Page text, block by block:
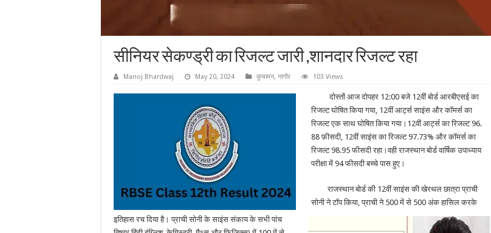
सीनियर सेकण्ड्री का रिजल्ट जारी ,शानदार रिजल्ट रहा
Manoj Bhardwaj May 20, 2024 कुचामन, नागौर 103 Views
दोस्तों आज दोपहर 12:00 बजे 12वीं बोर्ड आरबीएसई का
रिजल्ट घोषित किया गया, 12वीं आर्ट्स साइंस और कॉमर्स का
रिजल्ट एक साथ घोषित किया गया।12वीं आर्ट्स का रिजल्ट 96.
88 फ़ीसदी, 12वीं साइंस का रिजल्ट 97.73% और कॉमर्स का
रिजल्ट 98.95 फीसदी रहा।वही राजस्थान बोर्ड वार्षिक उपाध्याय
परीक्षा में 94 फीसदी बच्चे पास हुए।
राजस्थान बोर्ड की 12वीं साइंस की खेरथल छात्रा प्राची
सोनीने टॉप किया, प्राची ने 500 में से 500 अंक हासिल करके
इतिहास रच दिया है। प्राची सोनी के साइंस संकाय के सभी पांच